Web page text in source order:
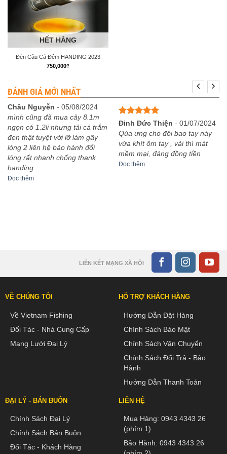
HẾT HÀNG
Đèn Câu Cá Đêm HANDING 2023
750,000₫
ĐÁNH GIÁ MỚI NHẤT
Châu Nguyễn - 05/08/2024
mình cũng đã mua cây 8.1m
ngọn có 1.2li nhưng tải cá trắm
đen thật tuyệt vời lỡ làm gãy
lóng 2 liên hệ bảo hành đổi
lóng rất nhanh chống thank
handing
Đọc thêm
Được xếp
hạng
sao
Đinh Đức Thiện - 01/07/2024
Qúa ưng cho đôi bao tay này
vừa khít ôm tay , vải thì mát
mềm mại, đáng đồng tiền
Đọc thêm
LIÊN KẾT MẠNG XÃ HỘI
VỀ CHÚNG TÔI
Về Vietnam Fishing
Đối Tác - Nhà Cung Cấp
Mạng Lưới Đại Lý
HỖ TRỢ KHÁCH HÀNG
Hướng Dẫn Đặt Hàng
Chính Sách Bảo Mật
Chính Sách Vận Chuyển
Chính Sách Đổi Trả - Bảo
Hành
Hướng Dẫn Thanh Toán
ĐẠI LÝ - BÁN BUÔN
Chính Sách Đại Lý
Chính Sách Bán Buôn
Đối Tác - Khách Hàng
LIÊN HỆ
Mua Hàng: 0943 4343 26
(phím 1)
Bảo Hành: 0943 4343 26